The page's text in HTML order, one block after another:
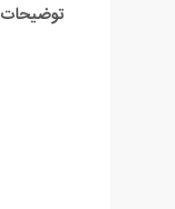
توضیحات